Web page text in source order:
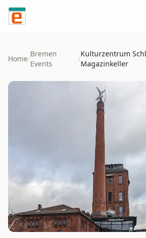
Skip to content
Home/
Bremen
Events
/
Kulturzentrum
Magazinkeller